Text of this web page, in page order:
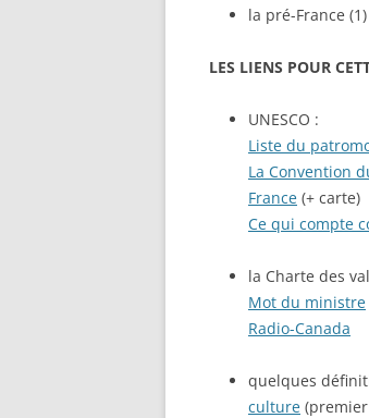
la pré-France (1)
LES LIENS POUR
UNESCO :
Liste du
La Convention
France (+ carte)
Ce qui compte
la Charte des
Mot du ministre
Radio-Canada
quelques
culture (premier